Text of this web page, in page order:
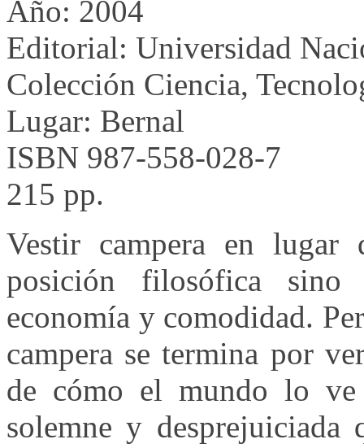
Año: 2004
Editorial: Universidad
Colección Ciencia,
Lugar: Bernal
ISBN 987-558-028-7
215 pp.
Vestir campera en
posición filosófica sino
economía y comodidad.
campera se termina por
de cómo el mundo lo
solemne y